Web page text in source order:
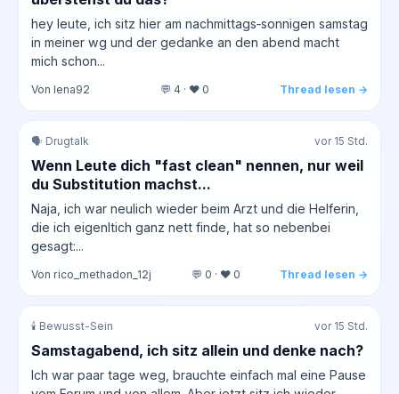
hey leute, ich sitz hier am nachmittags‑sonnigen samstag
in meiner wg und der gedanke an den abend macht
mich schon...
Von lena92 💬 4 · ❤️ 0 Thread lesen →
🗣️ Drugtalk vor 15 Std.
Wenn Leute dich "fast clean" nennen, nur weil
du Substitution machst...
Naja, ich war neulich wieder beim Arzt und die Helferin,
die ich eigenltich ganz nett finde, hat so nebenbei
gesagt:...
Von rico_methadon_12j 💬 0 · ❤️ 0 Thread lesen →
🕯️ Bewusst-Sein vor 15 Std.
Samstagabend, ich sitz allein und denke nach?
Ich war paar tage weg, brauchte einfach mal eine Pause